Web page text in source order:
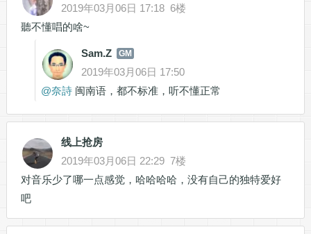
2019年03月06日 17:18 6楼
聽不懂唱的啥~
Sam.Z GM
2019年03月06日 17:50
@奈詩闽南语，都不标准，听不懂正常
线上抢房
2019年03月06日 22:29 7楼
对音乐少了哪一点感觉，哈哈哈哈，没有自己的独特爱好
吧